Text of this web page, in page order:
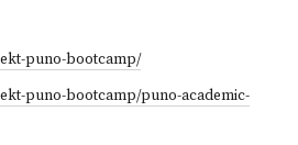
puno-bootcamp/
puno-bootcamp/puno-academic-